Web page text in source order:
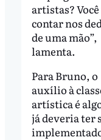
artistas?
contar nos
de uma mão”,
lamenta.
Para Bruno, o
auxílio à
artística é
já deveria ter